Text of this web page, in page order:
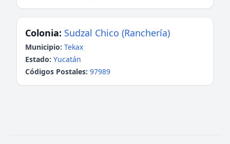
Colonia: Sudzal Chico (Ranchería)
Municipio: Tekax
Estado: Yucatán
Códigos Postales: 97989